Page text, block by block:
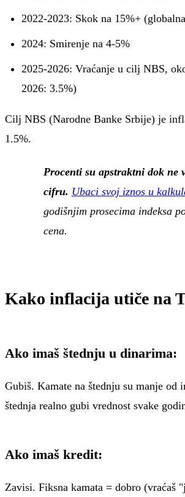
2022-2023: Skok na 15%+ (globalna
2024: Smirenje na 4-5%
2025-2026: Vraćanje u cilj NBS,
2026: 3.5%)
Cilj NBS (Narodne Banke Srbije) je
1.5%.
Procenti su apstraktni dok ne
cifru. Ubaci svoj iznos u
godišnjim prosecima indeksa
cena.
Kako inflacija utiče na
Ako imaš štednju u dinarima:
Gubiš. Kamate na štednju su manje od
štednja realno gubi vrednost svake
Ako imaš kredit:
Zavisi. Fiksna kamata = dobro (vraćaš